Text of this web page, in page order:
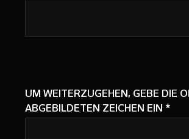
UM WEITERZUGEHEN, GEBE DIE
ABGEBILDETEN ZEICHEN EIN *